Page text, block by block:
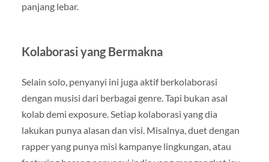
panjang lebar.
Kolaborasi yang Bermakna
Selain solo, penyanyi ini juga aktif berkolaborasi
dengan musisi dari berbagai genre. Tapi bukan asal
kolab demi exposure. Setiap kolaborasi yang dia
lakukan punya alasan dan visi. Misalnya, duet dengan
rapper yang punya misi kampanye lingkungan, atau